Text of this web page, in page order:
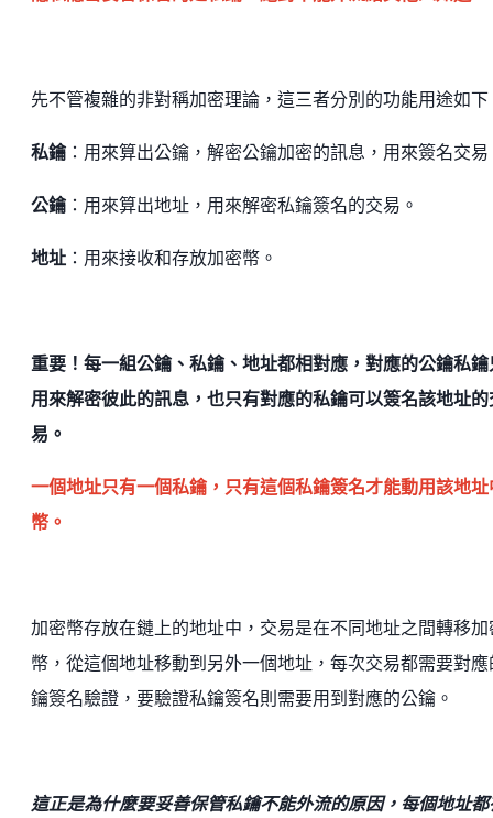
先不管複雜的非對稱加密理論，這三者分別的功能用途如下
私鑰 ：用來算出公鑰，解密公鑰加密的訊息，用來簽名交易
公鑰 ：用來算出地址，用來解密私鑰簽名的交易。
地址 ：用來接收和存放加密幣。
重要！每一組公鑰、私鑰、地址都相對應，對應的公鑰私鑰
用來解密彼此的訊息，也只有對應的私鑰可以簽名該地址的
易。
一個地址只有一個私鑰，只有這個私鑰簽名才能動用該地址
幣。
加密幣存放在鏈上的地址中，交易是在不同地址之間轉移加
幣，從這個地址移動到另外一個地址，每次交易都需要對應
鑰簽名驗證，要驗證私鑰簽名則需要用到對應的公鑰。
這正是為什麼要妥善保管私鑰不能外流的原因，每個地址都